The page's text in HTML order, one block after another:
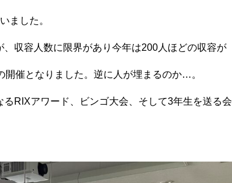
ました。
収容人数に限界があり今年は200人ほどの収容が
催となりました。逆に人が埋まるのか…。
RIXアワード、ビンゴ大会、そして3年生を送る会